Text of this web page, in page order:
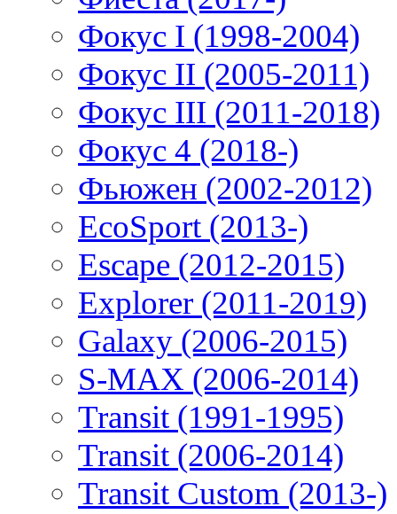
Фокус I (1998-2004)
Фокус II (2005-2011)
Фокус III (2011-2018)
Фокус 4 (2018-)
Фьюжен (2002-2012)
EcoSport (2013-)
Escape (2012-2015)
Explorer (2011-2019)
Galaxy (2006-2015)
S-MAX (2006-2014)
Transit (1991-1995)
Transit (2006-2014)
Transit Custom (2013-)